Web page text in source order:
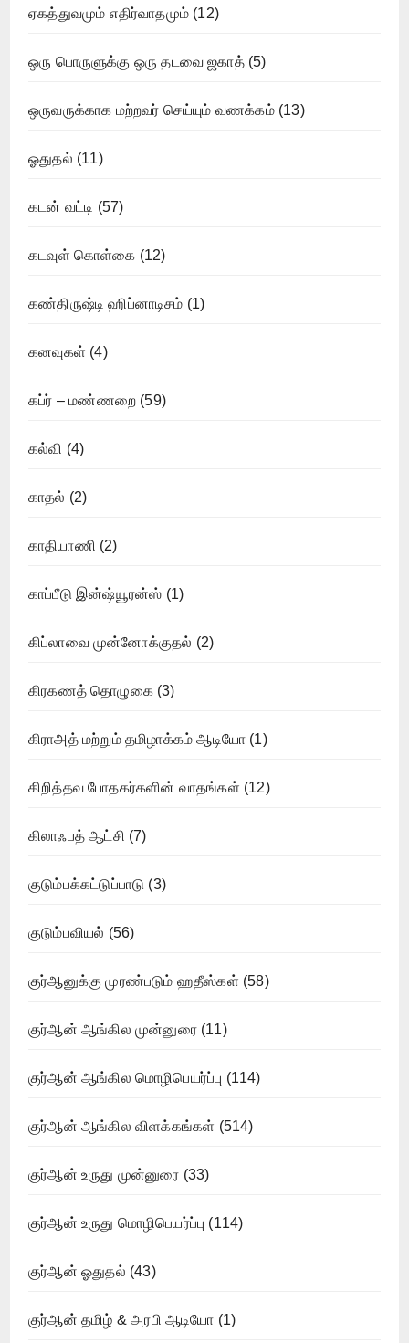
ஏகத்துவமும் எதிர்வாதமும் (12)
ஒரு பொருளுக்கு ஒரு தடவை ஜகாத்(5)
ஒருவருக்காக மற்றவர் செய்யும் வணக்கம்(13)
ஓதுதல் (11)
கடன் வட்டி (57)
கடவுள் கொள்கை (12)
கண்திருஷ்டி ஹிப்னாடிசம் (1)
கனவுகள் (4)
கப்ர் – மண்ணறை (59)
கல்வி (4)
காதல் (2)
காதியாணி (2)
காப்பீடு இன்ஷ்யூரன்ஸ் (1)
கிப்லாவை முன்னோக்குதல் (2)
கிரகணத் தொழுகை(3)
கிராஅத் மற்றும் தமிழாக்கம் ஆடியோ (1)
கிறித்தவ போதகர்களின் வாதங்கள் (12)
கிலாஃபத் ஆட்சி (7)
குடும்பக்கட்டுப்பாடு (3)
குடும்பவியல் (56)
குர்ஆனுக்கு முரண்படும் ஹதீஸ்கள் (58)
குர்ஆன் ஆங்கில முன்னுரை(11)
குர்ஆன் ஆங்கில மொழிபெயர்ப்பு (114)
குர்ஆன் ஆங்கில விளக்கங்கள் (514)
குர்ஆன் உருது முன்னுரை (33)
குர்ஆன் உருது மொழிபெயர்ப்பு (114)
குர்ஆன் ஓதுதல் (43)
குர்ஆன் தமிழ் & அரபி ஆடியோ (1)